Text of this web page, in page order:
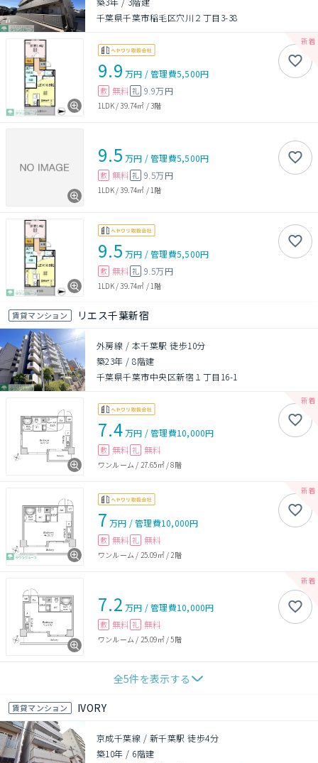
千葉県千葉市稲毛区穴川２丁目3-38
9.9 万円 /管理費5,500円
敷 無料 礼 9.9万円
1LDK/39.74㎡ /3階
9.5 万円 /管理費5,500円
敷 無料 礼 9.5万円
1LDK/39.74㎡ / 1階
9.5 万円 /管理費5,500円
敷 無料 礼 9.5万円
1LDK/39.74㎡ /1階
賃貸マンション リエス千葉新宿
外房線 / 本千葉駅 徒歩10分
築23年 /8階建
千葉県千葉市中央区新宿１丁目16-1
7.4万円 /管理費10,000円
敷 無料 礼 無料
ワンルーム / 27.65㎡/8階
7 万円 /管理費10,000円
敷 無料 礼 無料
ワンルーム / 25.09㎡/2階
7.2 万円 /管理費10,000円
敷 無料 礼 無料
ワンルーム / 25.09㎡/5階
全5件を表示する
賃貸マンション IVORY
京成千葉線 / 新千葉駅 徒歩4分
築10年 / 6階建